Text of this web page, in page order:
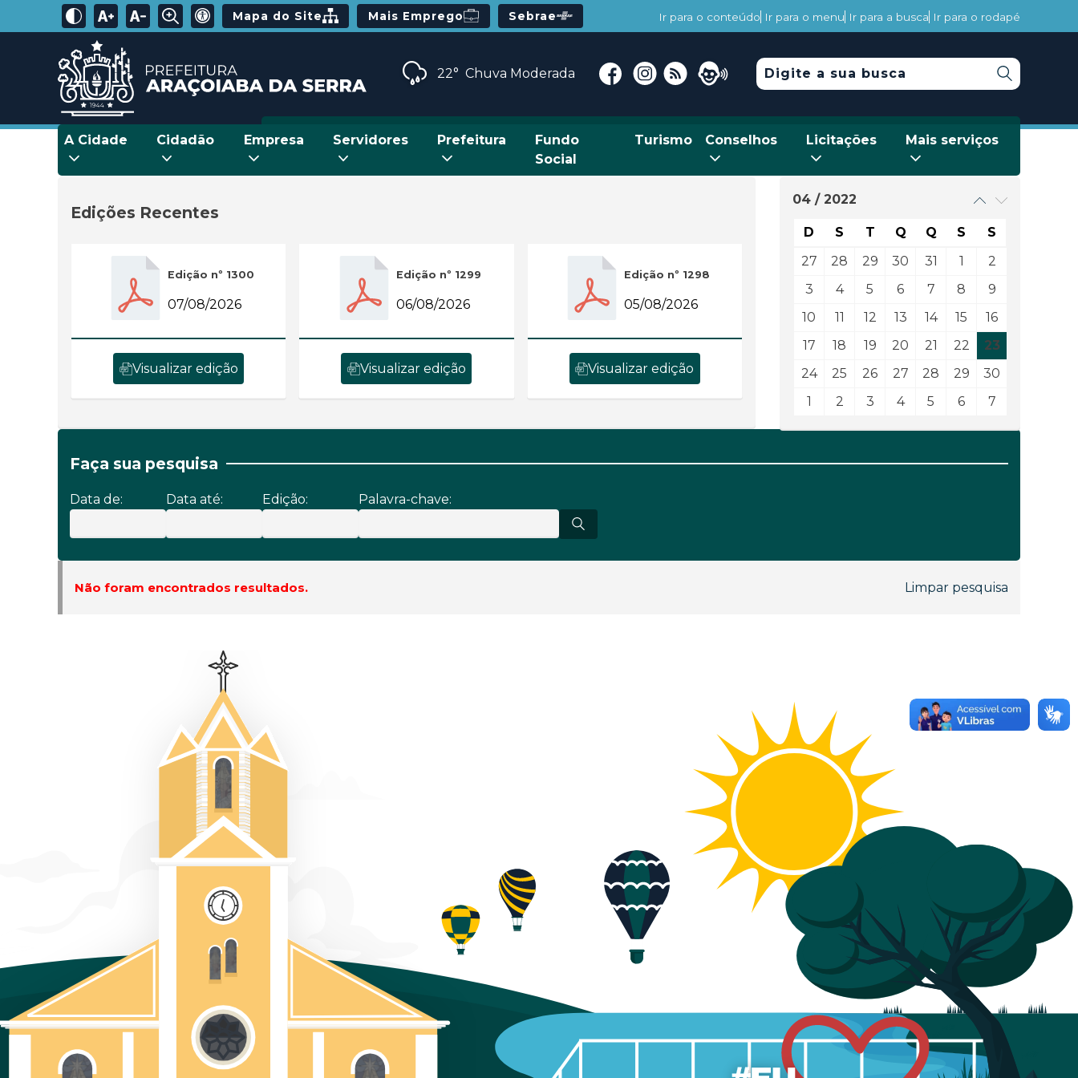
Mapa do Site Mais Emprego Sebrae Ir para o conteúdo Ir para o menu Ir para a busca Ir para o rodapé
22° Chuva Moderada
A Cidade Cidadão Empresa Servidores Prefeitura
Fundo
Social
Turismo Conselhos Licitações Mais serviços
Edições Recentes
Edição nº 1300
07/08/2026
Visualizar edição
Edição nº 1299
06/08/2026
Visualizar edição
Edição nº 1298
05/08/2026
Visualizar edição
04 / 2022
D S T Q Q S
S
27
28 29 30 31 1
2
3
4 5 6 7 8
9
10
11 12 13 14 15
16
17
18 19 20 21 22
23
24
25 26 27 28 29
30
1
2 3 4 5 6 7
Faça sua pesquisa
Data de: Data até: Edição: Palavra-chave:
Não foram encontrados resultados. Limpar pesquisa